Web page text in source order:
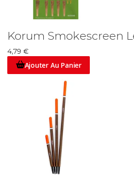
Korum Smokescreen
4,79 €
Ajouter Au Panier